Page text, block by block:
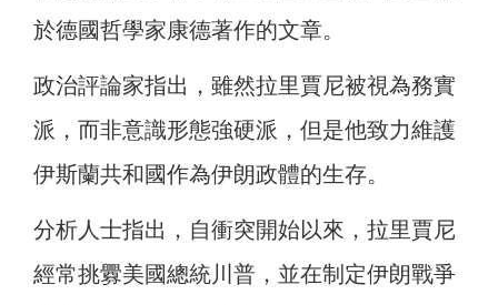
於德國哲學家康德著作的文章。
政治評論家指出，雖然拉里賈尼被視為務實
派，而非意識形態強硬派，但是他致力維護
伊斯蘭共和國作為伊朗政體的生存。
分析人士指出，自衝突開始以來，拉里賈尼
經常挑釁美國總統川普，並在制定伊朗戰爭